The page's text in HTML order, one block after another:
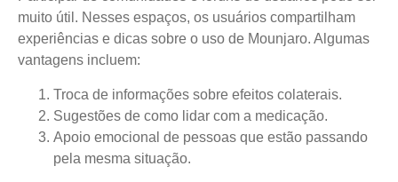
muito útil. Nesses espaços, os usuários compartilham
experiências e dicas sobre o uso de Mounjaro. Algumas
vantagens incluem:
Troca de informações sobre efeitos colaterais.
Sugestões de como lidar com a medicação.
Apoio emocional de pessoas que estão passando
pela mesma situação.